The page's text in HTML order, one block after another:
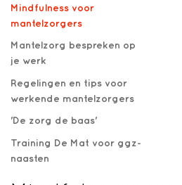
Mindfulness voor
mantelzorgers
Mantelzorg bespreken op
je werk
Regelingen en tips voor
werkende mantelzorgers
'De zorg de baas'
Training De Mat voor ggz-
naasten